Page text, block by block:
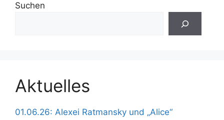
Suchen
Aktuelles
01.06.26: Alexei Ratmansky und „Alice“